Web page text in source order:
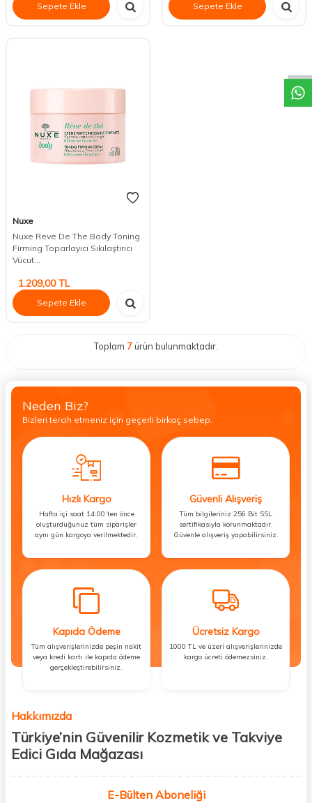
Sepete Ekle Sepete Ekle
Nuxe
Nuxe Reve De The Body Toning
Firming Toparlayıcı Sıkılaştırıcı
Vücut...
1.209,00TL
Sepete Ekle
Toplam 7ürün bulunmaktadır.
Neden Biz?
Bizleri tercih etmeniz için geçerli birkaç sebep.
Hızlı Kargo
Hafta içi saat 14:00’ten önce
oluşturduğunuz tüm siparişler
aynı gün kargoya verilmektedir.
Güvenli Alışveriş
Tüm bilgileriniz 256 Bit SSL
sertifikasıyla korunmaktadır.
Güvenle alışveriş yapabilirsiniz.
Kapıda Ödeme
Tüm alışverişlerinizde peşin nakit
veya kredi kartı ile kapıda ödeme
gerçekleştirebilirsiniz.
Ücretsiz Kargo
1000 TL ve üzeri alışverişlerinizde
kargo ücreti ödemezsiniz.
Hakkımızda
Türkiye’nin Güvenilir Kozmetik ve Takviye
Edici Gıda Mağazası
kişisel bakım hem de takviye edici gıda ürünlerini sizlerle
E-Bülten Aboneliği